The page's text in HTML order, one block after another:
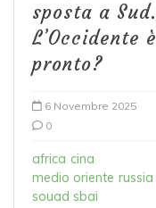
sposta a Sud.
L’Occidente è
pronto?
6 Novembre 2025
0
africa cina
medio oriente russia
souad sbai